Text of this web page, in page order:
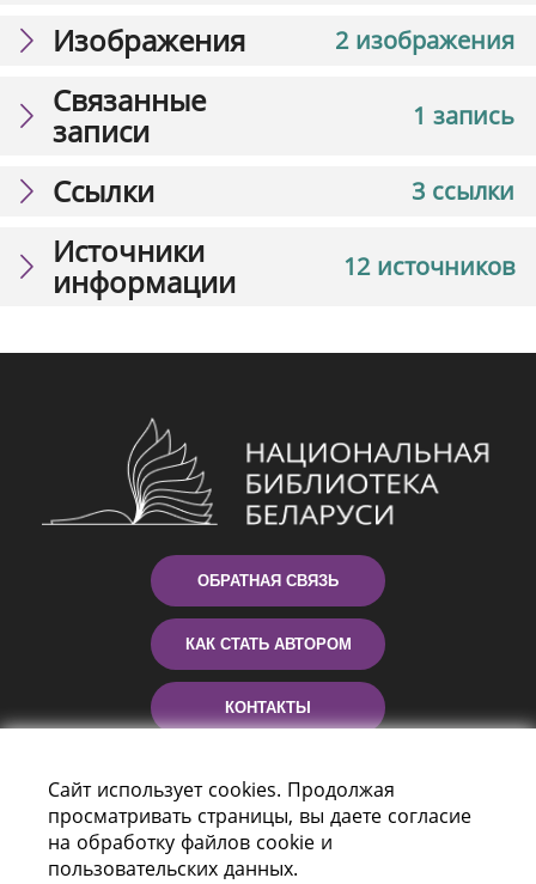
2 изображения
Изображения
1 запись
Связанные
записи
3 ссылки
Ссылки
12 источников
Источники
информации
ОБРАТНАЯ СВЯЗЬ
КАК СТАТЬ АВТОРОМ
КОНТАКТЫ
Сайт использует cookies. Продолжая
просматривать страницы, вы даете согласие
на обработку файлов cookie и
пользовательских данных.